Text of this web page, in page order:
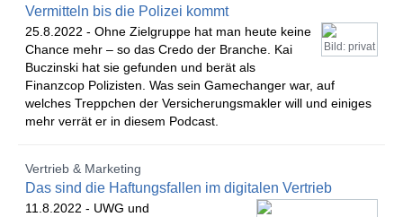
Vermitteln bis die Polizei kommt
Bild: privat
25.8.2022 - Ohne Zielgruppe hat man heute keine
Chance mehr – so das Credo der Branche. Kai
Buczinski hat sie gefunden und berät als
Finanzcop Polizisten. Was sein Gamechanger war, auf
welches Treppchen der Versicherungsmakler will und einiges
mehr verrät er in diesem Podcast.
Vertrieb & Marketing
Das sind die Haftungsfallen im digitalen Vertrieb
11.8.2022 - UWG und